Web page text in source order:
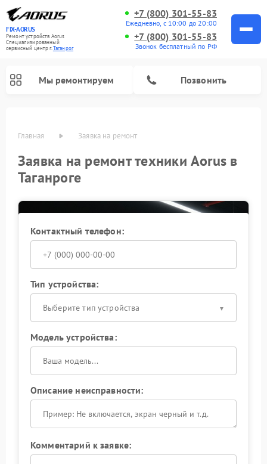
FIX-AORUS
Ремонт устройств Aorus
Специализированный
cервисный центр г.Таганрог
+7 (800) 301-55-83
Ежедневно, с 10:00 до 20:00
+7 (800) 301-55-83
Звонок бесплатный по РФ
Мы ремонтируем Позвонить
Главная Заявка на ремонт
Заявка на ремонт техники Aorus в
Таганроге
Контактный телефон:
Тип устройства:
Выберите тип устройства
Модель устройства:
Описание неисправности:
Комментарий к заявке: